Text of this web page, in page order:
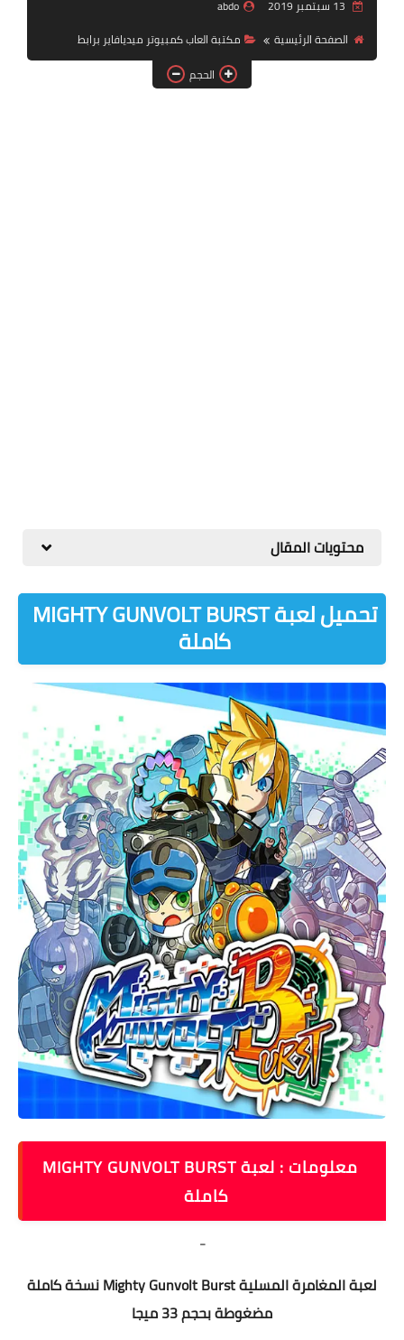
abdo
الصفحة الرئيسية
مكتبة العاب كمبيوتر ميديافاير برابط
الحجم
محتويات المقال
تحميل لعبة MIGHTY GUNVOLT BURST
كاملة
معلومات : لعبة MIGHTY GUNVOLT BURST
كاملة
-
لعبة المغامرة المسلية Mighty Gunvolt Burst نسخة كاملة
مضغوطة بحجم 33 ميجا